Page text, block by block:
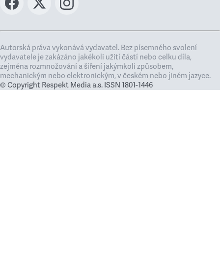
Autorská práva vykonává vydavatel. Bez písemného svolení
vydavatele je zakázáno jakékoli užití částí nebo celku díla,
zejména rozmnožování a šíření jakýmkoli způsobem,
mechanickým nebo elektronickým, v českém nebo jiném jazyce.
© Copyright Respekt Media a.s. ISSN 1801-1446